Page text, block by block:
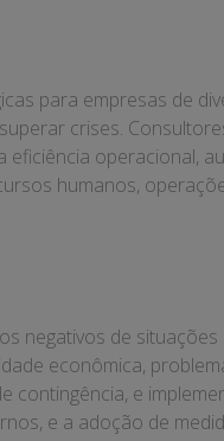
para empresas de
crises.
operacional,
humanos,
negativos de
econômica,
e
e a adoção de